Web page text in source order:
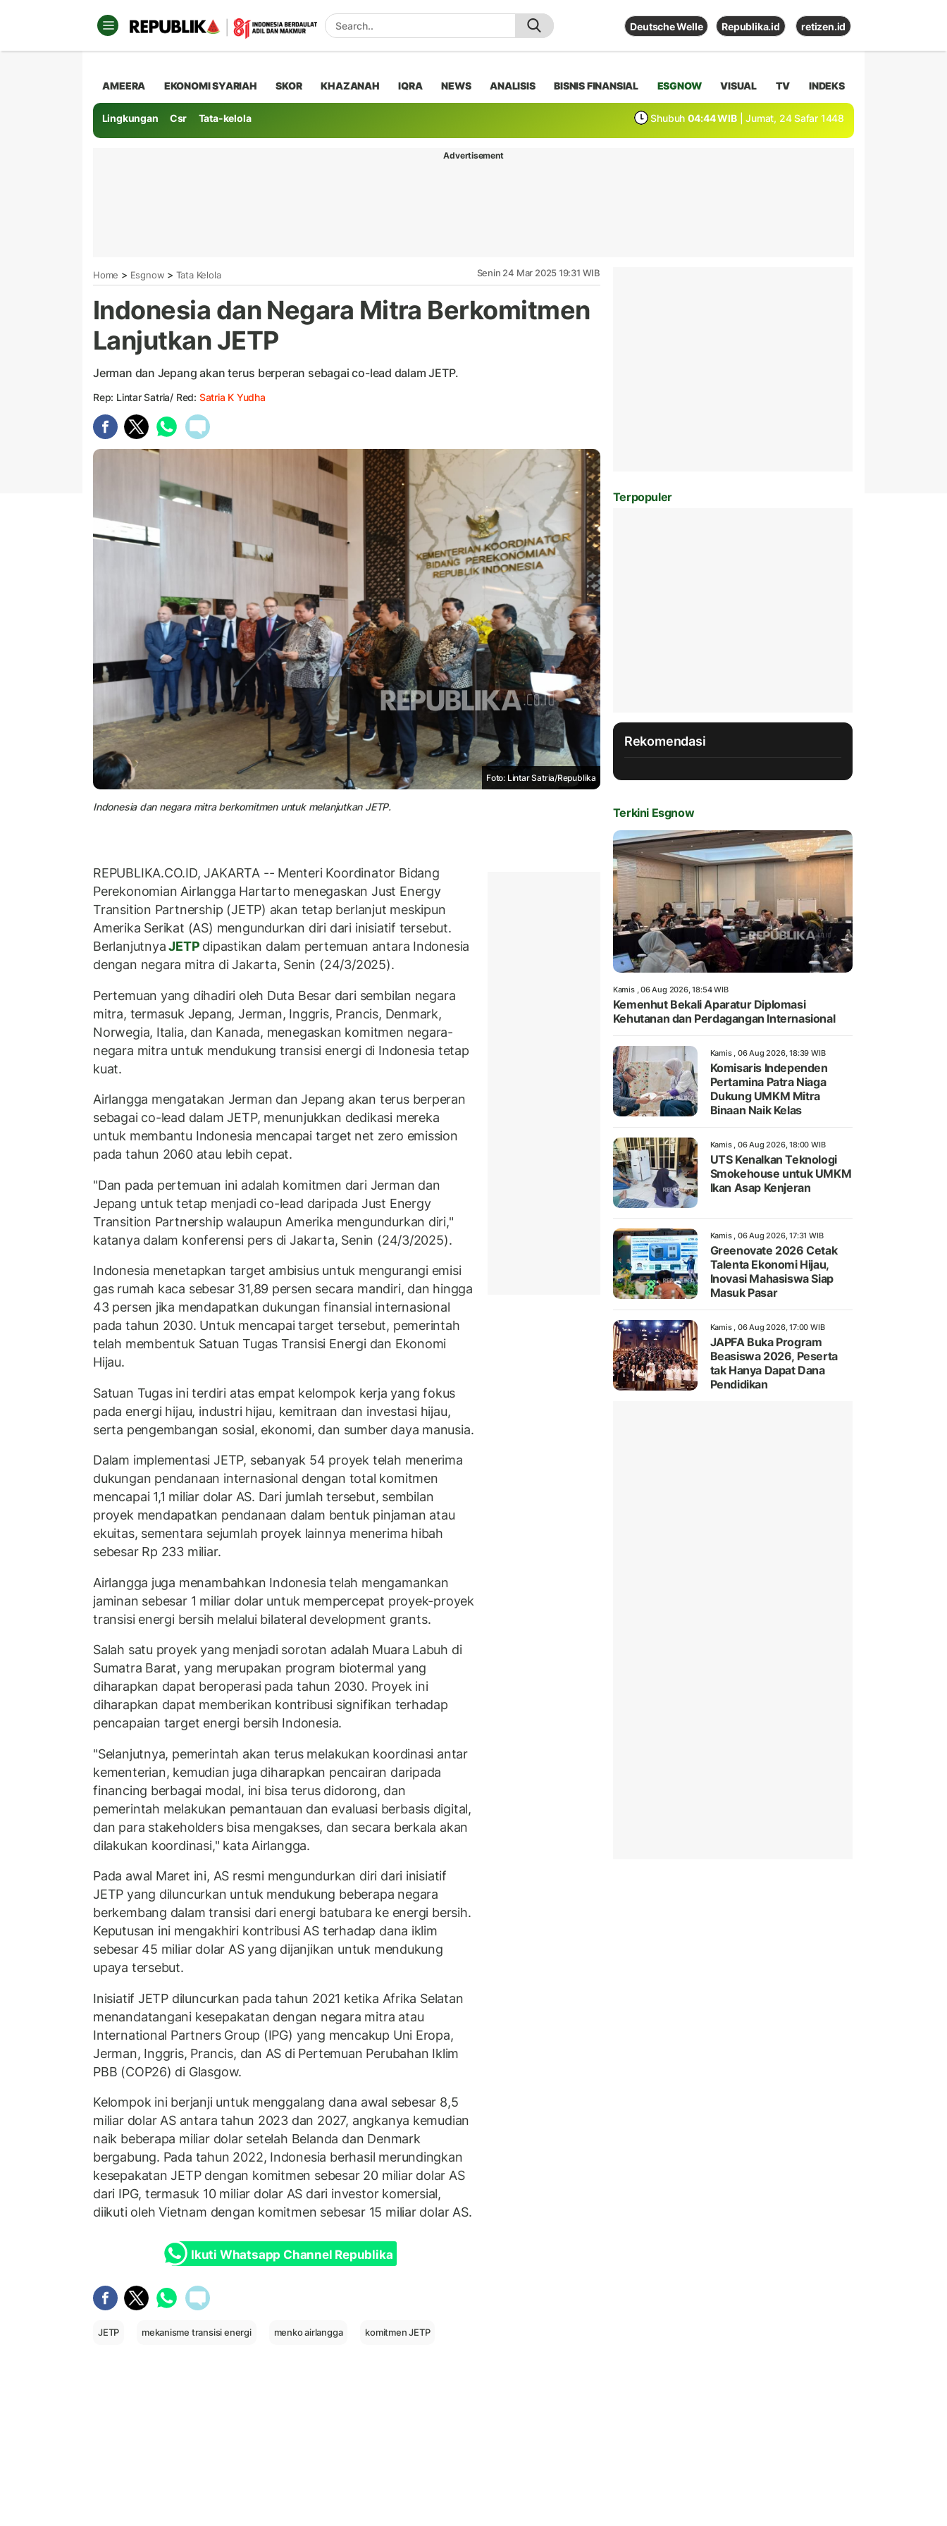
Deutsche Welle Republika.id retizen.id
AMEERA EKONOMI SYARIAH SKOR KHAZANAH IQRA NEWS ANALISIS BISNIS FINANSIAL ESGNOW VISUAL TV INDEKS
Lingkungan Csr Tata-kelola Shubuh 04:44 WIB | Jumat, 24 Safar 1448
Advertisement
Home > Esgnow > Tata Kelola Senin 24 Mar 2025 19:31 WIB
Indonesia dan Negara Mitra Berkomitmen
Lanjutkan JETP
Jerman dan Jepang akan terus berperan sebagai co-lead dalam JETP.
Rep: Lintar Satria/ Red: Satria K Yudha
Foto: Lintar Satria/Republika
Indonesia dan negara mitra berkomitmen untuk melanjutkan JETP.
REPUBLIKA.CO.ID, JAKARTA -- Menteri Koordinator Bidang
Perekonomian Airlangga Hartarto menegaskan Just Energy
Transition Partnership (JETP) akan tetap berlanjut meskipun
Amerika Serikat (AS) mengundurkan diri dari inisiatif tersebut.
BerlanjutnyaJETP dipastikan dalam pertemuan antara Indonesia
dengan negara mitra di Jakarta, Senin (24/3/2025).
Pertemuan yang dihadiri oleh Duta Besar dari sembilan negara
mitra, termasuk Jepang, Jerman, Inggris, Prancis, Denmark,
Norwegia, Italia, dan Kanada, menegaskan komitmen negara-
negara mitra untuk mendukung transisi energi di Indonesia tetap
kuat.
Airlangga mengatakan Jerman dan Jepang akan terus berperan
sebagai co-lead dalam JETP, menunjukkan dedikasi mereka
untuk membantu Indonesia mencapai target net zero emission
pada tahun 2060 atau lebih cepat.
"Dan pada pertemuan ini adalah komitmen dari Jerman dan
Jepang untuk tetap menjadi co-lead daripada Just Energy
Transition Partnership walaupun Amerika mengundurkan diri,"
katanya dalam konferensi pers di Jakarta, Senin (24/3/2025).
Indonesia menetapkan target ambisius untuk mengurangi emisi
gas rumah kaca sebesar 31,89 persen secara mandiri, dan hingga
43 persen jika mendapatkan dukungan finansial internasional
pada tahun 2030. Untuk mencapai target tersebut, pemerintah
telah membentuk Satuan Tugas Transisi Energi dan Ekonomi
Hijau.
Satuan Tugas ini terdiri atas empat kelompok kerja yang fokus
pada energi hijau, industri hijau, kemitraan dan investasi hijau,
serta pengembangan sosial, ekonomi, dan sumber daya manusia.
Dalam implementasi JETP, sebanyak 54 proyek telah menerima
dukungan pendanaan internasional dengan total komitmen
mencapai 1,1 miliar dolar AS. Dari jumlah tersebut, sembilan
proyek mendapatkan pendanaan dalam bentuk pinjaman atau
ekuitas, sementara sejumlah proyek lainnya menerima hibah
sebesar Rp 233 miliar.
Airlangga juga menambahkan Indonesia telah mengamankan
jaminan sebesar 1 miliar dolar untuk mempercepat proyek-proyek
transisi energi bersih melalui bilateral development grants.
Salah satu proyek yang menjadi sorotan adalah Muara Labuh di
Sumatra Barat, yang merupakan program biotermal yang
diharapkan dapat beroperasi pada tahun 2030. Proyek ini
diharapkan dapat memberikan kontribusi signifikan terhadap
pencapaian target energi bersih Indonesia.
"Selanjutnya, pemerintah akan terus melakukan koordinasi antar
kementerian, kemudian juga diharapkan pencairan daripada
financing berbagai modal, ini bisa terus didorong, dan
pemerintah melakukan pemantauan dan evaluasi berbasis digital,
dan para stakeholders bisa mengakses, dan secara berkala akan
dilakukan koordinasi," kata Airlangga.
Pada awal Maret ini, AS resmi mengundurkan diri dari inisiatif
JETP yang diluncurkan untuk mendukung beberapa negara
berkembang dalam transisi dari energi batubara ke energi bersih.
Keputusan ini mengakhiri kontribusi AS terhadap dana iklim
sebesar 45 miliar dolar AS yang dijanjikan untuk mendukung
upaya tersebut.
Inisiatif JETP diluncurkan pada tahun 2021 ketika Afrika Selatan
menandatangani kesepakatan dengan negara mitra atau
International Partners Group (IPG) yang mencakup Uni Eropa,
Jerman, Inggris, Prancis, dan AS di Pertemuan Perubahan Iklim
PBB (COP26) di Glasgow.
Kelompok ini berjanji untuk menggalang dana awal sebesar 8,5
miliar dolar AS antara tahun 2023 dan 2027, angkanya kemudian
naik beberapa miliar dolar setelah Belanda dan Denmark
bergabung. Pada tahun 2022, Indonesia berhasil merundingkan
kesepakatan JETP dengan komitmen sebesar 20 miliar dolar AS
dari IPG, termasuk 10 miliar dolar AS dari investor komersial,
diikuti oleh Vietnam dengan komitmen sebesar 15 miliar dolar AS.
Ikuti Whatsapp Channel Republika
JETP mekanisme transisi energi menko airlangga komitmen JETP
Terpopuler
Rekomendasi
Terkini Esgnow
Kamis , 06 Aug 2026, 18:54 WIB
Kemenhut Bekali Aparatur Diplomasi
Kehutanan dan Perdagangan Internasional
Kamis , 06 Aug 2026, 18:39 WIB
Komisaris Independen
Pertamina Patra Niaga
Dukung UMKM Mitra
Binaan Naik Kelas
Kamis , 06 Aug 2026, 18:00 WIB
UTS Kenalkan Teknologi
Smokehouse untuk UMKM
Ikan Asap Kenjeran
Kamis , 06 Aug 2026, 17:31 WIB
Greenovate 2026 Cetak
Talenta Ekonomi Hijau,
Inovasi Mahasiswa Siap
Masuk Pasar
Kamis , 06 Aug 2026, 17:00 WIB
JAPFA Buka Program
Beasiswa 2026, Peserta
tak Hanya Dapat Dana
Pendidikan